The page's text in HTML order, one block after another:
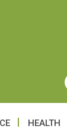
HEALTH